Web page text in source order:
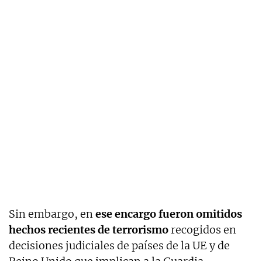
Sin embargo, enese encargo fueron omitidos
hechos recientes de terrorismorecogidos en
decisiones judiciales de países de la UE y de